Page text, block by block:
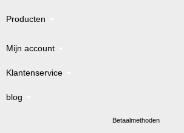
Producten
Mijn account
Klantenservice
blog
Betaalmethoden